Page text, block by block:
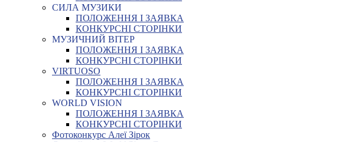
СИЛА МУЗИКИ
ПОЛОЖЕННЯ І ЗАЯВКА
КОНКУРСНІ СТОРІНКИ
МУЗИЧНИЙ ВІТЕР
ПОЛОЖЕННЯ І ЗАЯВКА
КОНКУРСНІ СТОРІНКИ
VIRTUOSO
ПОЛОЖЕННЯ І ЗАЯВКА
КОНКУРСНІ СТОРІНКИ
WORLD VISION
ПОЛОЖЕННЯ І ЗАЯВКА
КОНКУРСНІ СТОРІНКИ
Фотоконкурс Алеї Зірок